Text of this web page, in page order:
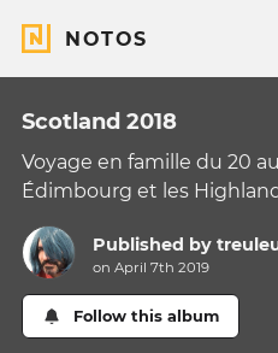
NOTOS
Scotland 2018
Voyage en famille du 20
Édimbourg et les
Published by
on April 7th 2019
Follow this album